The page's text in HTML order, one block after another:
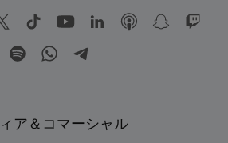
ア＆コマーシャル